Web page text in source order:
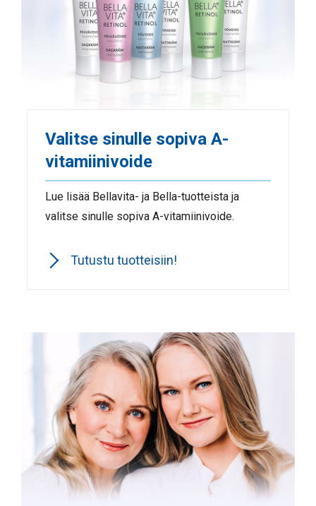
Valitse sinulle sopiva A-
vitamiinivoide
Lue lisää Bellavita- ja Bella-tuotteista ja
valitse sinulle sopiva A-vitamiinivoide.
Tutustu tuotteisiin!